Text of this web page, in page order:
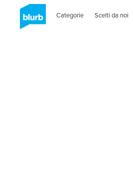
Categorie Scelti da noi